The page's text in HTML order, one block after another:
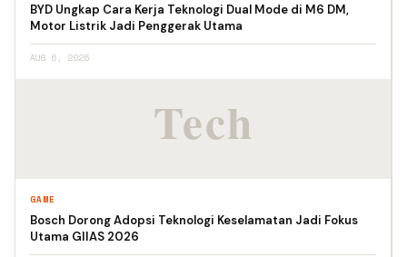
BYD Ungkap Cara Kerja Teknologi Dual Mode di M6 DM,
Motor Listrik Jadi Penggerak Utama
AUG 6, 2026
GAME
Bosch Dorong Adopsi Teknologi Keselamatan Jadi Fokus
Utama GIIAS 2026